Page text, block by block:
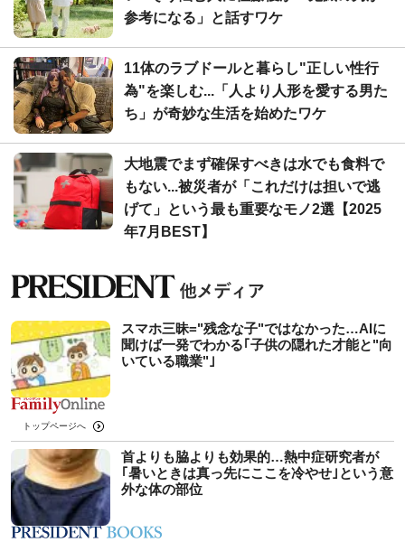
参考になる」と話すワケ
11体のラブドールと暮らし"正しい性行
為"を楽しむ...「人より人形を愛する男た
ち」が奇妙な生活を始めたワケ
大地震でまず確保すべきは水でも食料で
もない...被災者が「これだけは担いで逃
げて」という最も重要なモノ2選【2025
年7月BEST】
スマホ三昧="残念な子"ではなかった…AIに
聞けば一発でわかる｢子供の隠れた才能と"向
いている職業"｣
トップページへ
首よりも脇よりも効果的…熱中症研究者が
｢暑いときは真っ先にここを冷やせ｣という意
外な体の部位